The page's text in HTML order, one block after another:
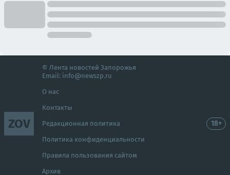
ZOV
© Лента новостей Запорожья
Email: info@newszp.ru
О нас
Контакты
Редакционная политика
Политика конфиденциальности
Правила пользования сайтом
Архив
18+